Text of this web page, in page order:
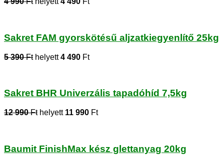
Sakret FAM gyorskötésű aljzatkiegyenlítő 25kg
5 390 Fthelyett4 490 Ft
Sakret BHR Univerzális tapadóhíd 7,5kg
12 990 Fthelyett 11 990 Ft
Baumit FinishMax kész glettanyag 20kg